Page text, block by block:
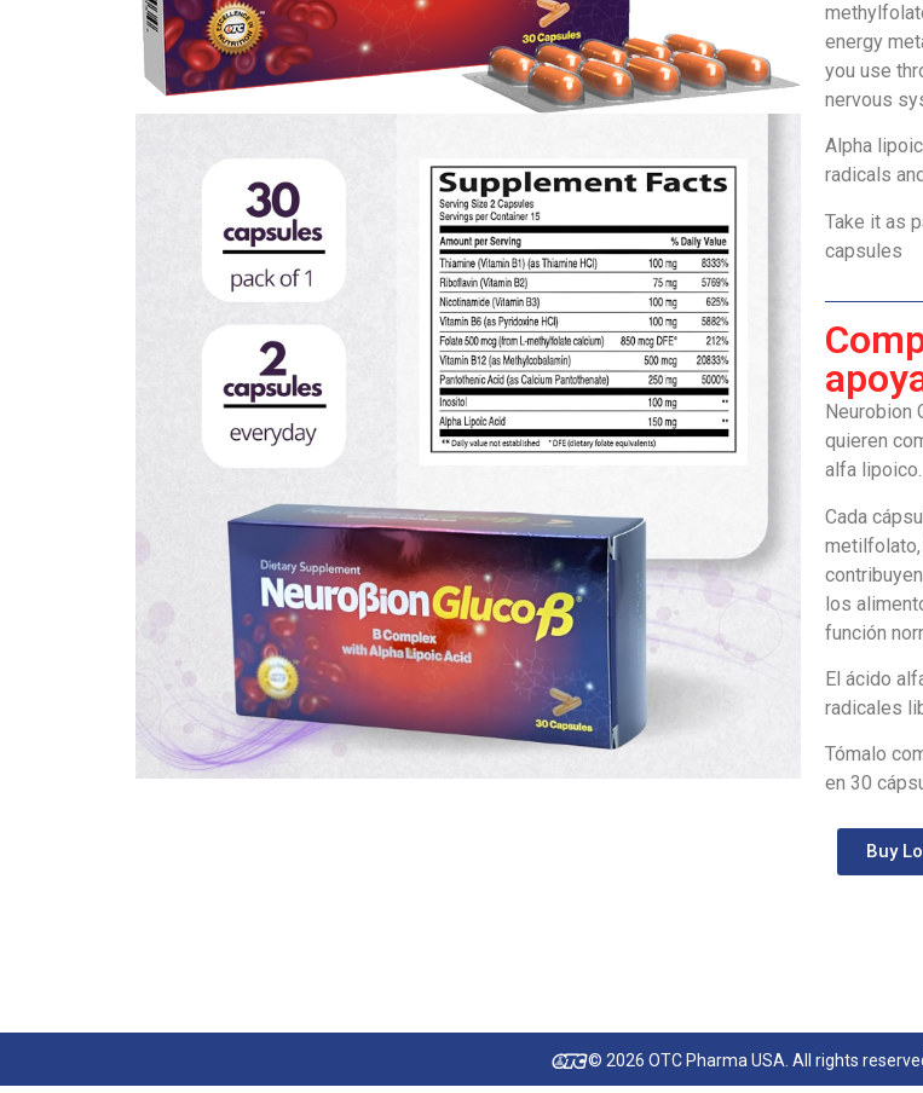
energy
you use
nervous
Alpha
radicals
Take it as
capsules
Neurobion
quieren
alfa lipoico.
Cada
metilfolato,
los
función
El ácido
radicales
Tómalo
en 30
Buy
© 2026 OTC Pharma USA. All rights